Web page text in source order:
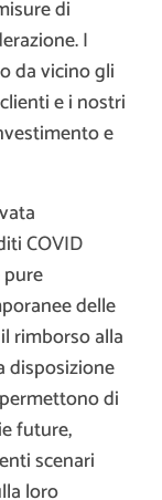
di
I
da vicino gli
e i nostri
e
COVID
delle
rimborso alla
disposizione
di
future,
scenari
loro